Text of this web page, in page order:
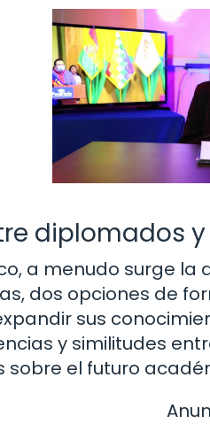
diplomados
a menudo surge
dos opciones de
sus
y similitudes
sobre el futuro